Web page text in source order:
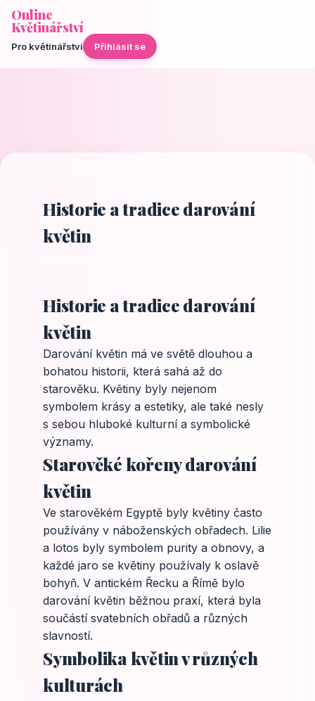
Online
Květinářství
Pro květinářství Přihlásit se
Historie a tradice darování
květin
Historie a tradice darování
květin
Darování květin má ve světě dlouhou a
bohatou historii, která sahá až do
starověku. Květiny byly nejenom
symbolem krásy a estetiky, ale také nesly
s sebou hluboké kulturní a symbolické
významy.
Starověké kořeny darování
květin
Ve starověkém Egyptě byly květiny často
používány v náboženských obřadech. Lilie
a lotos byly symbolem purity a obnovy, a
každé jaro se květiny používaly k oslavě
bohyň. V antickém Řecku a Římě bylo
darování květin běžnou praxí, která byla
součástí svatebních obřadů a různých
slavností.
Symbolika květin v různých
kulturách